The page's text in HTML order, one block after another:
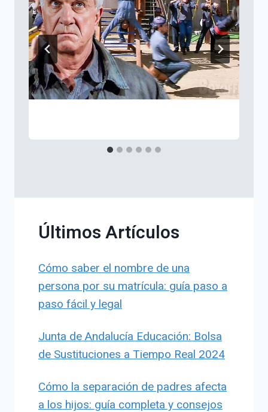
Últimos Artículos
Cómo saber el nombre de una
persona por su matrícula: guía paso a
paso fácil y legal
Junta de Andalucía Educación: Bolsa
de Sustituciones a Tiempo Real 2024
Cómo la separación de padres afecta
a los hijos: guía completa y consejos